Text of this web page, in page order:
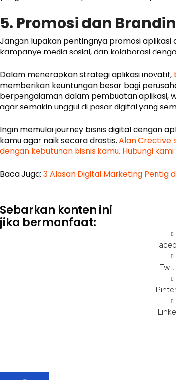
5. Promosi dan
Jangan lupakan pentingnya promosi aplikasi
kampanye media sosial, dan kolaborasi
Dalam menerapkan strategi aplikasi inovatif,
memberikan keuntungan besar bagi
berpengalaman dalam pembuatan aplikasi,
agar semakin unggul di pasar digital yang
Ingin memulai journey bisnis digital dengan
kamu agar naik secara drastis. Alan Creative
dengan kebutuhan bisnis kamu. Hubungi
Baca Juga: 3 Alasan Digital Marketing Pentig
Sebarkan konten ini
jika bermanfaat: